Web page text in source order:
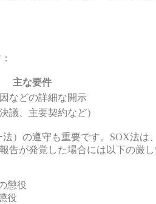
主な要件
などの詳細な開示
議、主要契約など）
）の遵守も重要です。SOX法は
告が発覚した場合には以下の厳
懲役
役